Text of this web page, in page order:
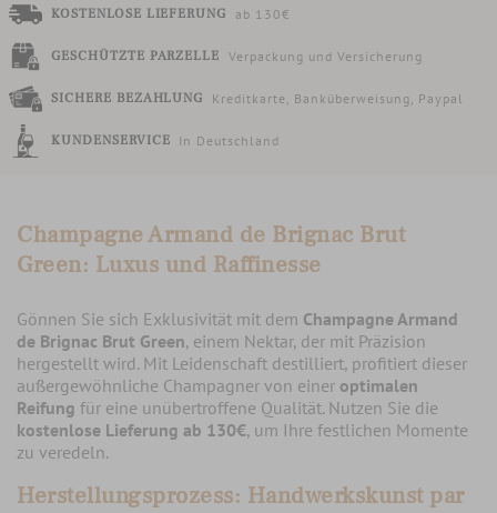
KOSTENLOSE LIEFERUNG ab 130€
GESCHÜTZTE PARZELLE Verpackung und Versicherung
SICHERE BEZAHLUNG Kreditkarte, Banküberweisung, Paypal
KUNDENSERVICE In Deutschland
Champagne Armand de Brignac Brut
Green: Luxus und Raffinesse
Gönnen Sie sich Exklusivität mit dem Champagne Armand
de Brignac Brut Green, einem Nektar, der mit Präzision
hergestellt wird. Mit Leidenschaft destilliert, profitiert dieser
außergewöhnliche Champagner von einer optimalen
Reifung für eine unübertroffene Qualität. Nutzen Sie die
kostenlose Lieferung ab 130€, um Ihre festlichen Momente
zu veredeln.
Herstellungsprozess: Handwerkskunst par